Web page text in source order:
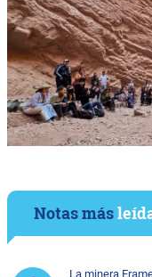
Notas más
La minera